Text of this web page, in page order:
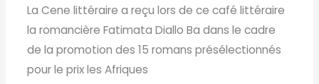
La Cene littéraire a reçu lors de ce café littéraire
la romancière Fatimata Diallo Ba dans le cadre
de la promotion des 15 romans présélectionnés
pour le prix les Afriques